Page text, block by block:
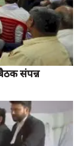
संपन्न